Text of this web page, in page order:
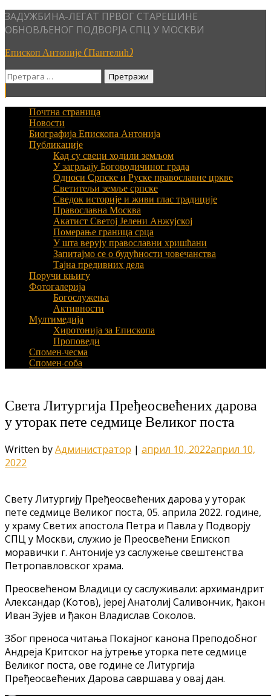
Skip
to
ЗАДУЖБИНА-ЛЕГАТ ПРВОГ СТАРЕШИНЕ
ОБНОВЉЕНОГ ПОДВОРЈА СПЦ У МОСКВИ
Епископ Антоније (Пантелић)
Претрага
Почтна страница
Новости
Биографија Епископа Антонија
Публикације
Кад су свеци ходили земљом
У загрљају Богородичиног града
Односи Српске и Руске православне цркве
Светитељи земље српске
Сведок историје и живи глас традиције
Православна Москва
Акатист Светој Јелени Анжујској
Померање граница срца
У шта верују православни хришћани
Запитајмо се о будућности човечанства
Тајна предивних дела
Поручи књигу
Фотогалерија
Богослужења
Активности
Мултимедија
Хиротонија за Епископа
Проповеди
Спомен-чесма
Спомен-соба
Света Литургија Пређеосвећених дарова
у уторак пете седмице Великог поста
Written byАдминистратор | април 10, 2022април 10,
2022
Свету Литургију Пређеосвећених дарова у уторак
пете седмице Великог поста, 05. априла 2022. године,
у храму Светих апостола Петра и Павла у Подворју
СПЦ у Москви, служио је Преосвећени Епископ
моравички г. Антоније уз саслужење свештенства
Петропавловског храма.
Преосвећеном Владици су саслуживали: архимандрит
Александар (Котов), јереј Анатолиј Саливончик, ђакон
Иван Зујев и ђакон Владислав Соколов.
Због преноса читања Покајног канона Преподобног
Андреја Критског на јутрење уторка пете седмице
Великог поста, ове године се Литургија
Пређеосвећених Дарова савршава у овај дан.